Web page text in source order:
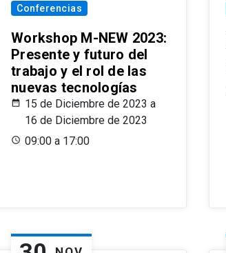
Conferencias
Workshop M-NEW 2023:
Presente y futuro del
trabajo y el rol de las
nuevas tecnologías
15 de Diciembre de 2023 a
16 de Diciembre de 2023
09:00 a 17:00